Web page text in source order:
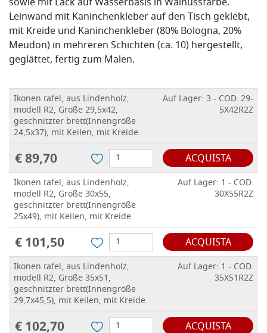
sowie mit Lack auf Wasserbasis in Walnussfarbe.
Leinwand mit Kaninchenkleber auf den Tisch geklebt,
mit Kreide und Kaninchenkleber (80% Bologna, 20%
Meudon) in mehreren Schichten (ca. 10) hergestellt,
geglättet, fertig zum Malen.
Ikonen tafel, aus Lindenholz,
modell R2, Größe 29,5x42,
geschnitzter brett(Innengröße
24,5x37), mit Keilen, mit Kreide
Auf Lager: 3 - COD. 29-
5X42R2Z
€ 89,70 ACQUISTA
Ikonen tafel, aus Lindenholz,
modell R2, Größe 30x55,
geschnitzter brett(Innengröße
25x49), mit Keilen, mit Kreide
Auf Lager: 1 - COD.
30X55R2Z
€ 101,50 ACQUISTA
Ikonen tafel, aus Lindenholz,
modell R2, Größe 35x51,
geschnitzter brett(Innengröße
29,7x45,5), mit Keilen, mit Kreide
Auf Lager: 1 - COD.
35X51R2Z
€ 102,70 ACQUISTA